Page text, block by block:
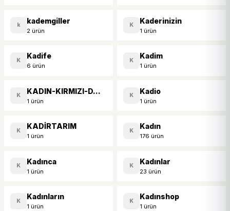
k kademgiller
2 ürün
K Kaderinizin
1 ürün
K Kadife
6 ürün
K Kadim
1 ürün
K KADIN-KIRMIZI-DANTEL
1 ürün
K Kadio
1 ürün
K KADİRTARIM
1 ürün
K Kadın
176 ürün
K Kadınca
1 ürün
K Kadınlar
23 ürün
K Kadınların
1 ürün
K Kadınshop
1 ürün